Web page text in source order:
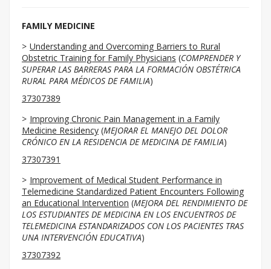
FAMILY MEDICINE
Understanding and Overcoming Barriers to Rural
Obstetric Training for Family Physicians (COMPRENDER Y
SUPERAR LAS BARRERAS PARA LA FORMACIÓN OBSTÉTRICA
RURAL PARA MÉDICOS DE FAMILIA)
37307389
Improving Chronic Pain Management in a Family
Medicine Residency (MEJORAR EL MANEJO DEL DOLOR
CRÓNICO EN LA RESIDENCIA DE MEDICINA DE FAMILIA)
37307391
Improvement of Medical Student Performance in
Telemedicine Standardized Patient Encounters Following
an Educational Intervention (MEJORA DEL RENDIMIENTO DE
LOS ESTUDIANTES DE MEDICINA EN LOS ENCUENTROS DE
TELEMEDICINA ESTANDARIZADOS CON LOS PACIENTES TRAS
UNA INTERVENCIÓN EDUCATIVA)
37307392